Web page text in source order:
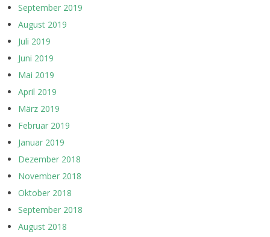
September 2019
August 2019
Juli 2019
Juni 2019
Mai 2019
April 2019
März 2019
Februar 2019
Januar 2019
Dezember 2018
November 2018
Oktober 2018
September 2018
August 2018